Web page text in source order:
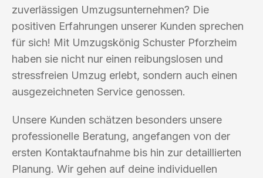
zuverlässigen Umzugsunternehmen? Die
positiven Erfahrungen unserer Kunden sprechen
für sich! Mit Umzugskönig Schuster Pforzheim
haben sie nicht nur einen reibungslosen und
stressfreien Umzug erlebt, sondern auch einen
ausgezeichneten Service genossen.
Unsere Kunden schätzen besonders unsere
professionelle Beratung, angefangen von der
ersten Kontaktaufnahme bis hin zur detaillierten
Planung. Wir gehen auf deine individuellen